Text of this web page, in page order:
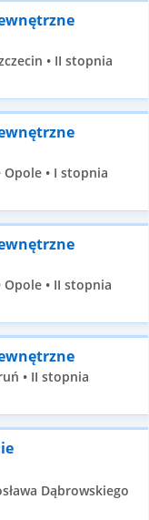
• II stopnia
Opole • I stopnia
Opole • II stopnia
• II stopnia
Dąbrowskiego